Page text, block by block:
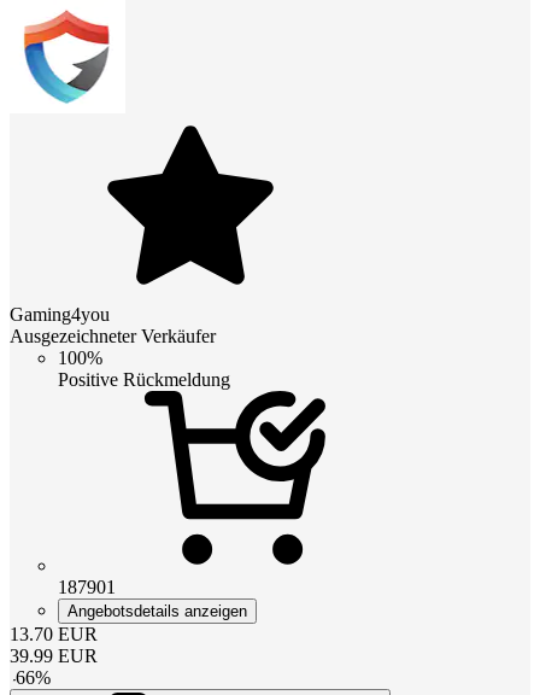
Gaming4you
Ausgezeichneter Verkäufer
100%
Positive Rückmeldung
187901
Angebotsdetails anzeigen
13.70 EUR
39.99 EUR
-66%